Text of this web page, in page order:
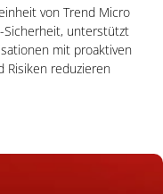
von Trend Micro
Sicherheit, unterstützt
mit proaktiven
Risiken reduzieren